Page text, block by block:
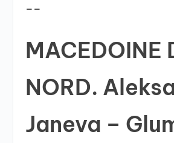
__
MACEDOINE
NORD.
Janeva –